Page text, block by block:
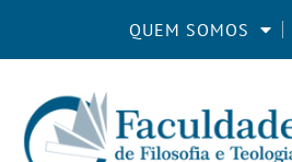
QUEM SOMOS